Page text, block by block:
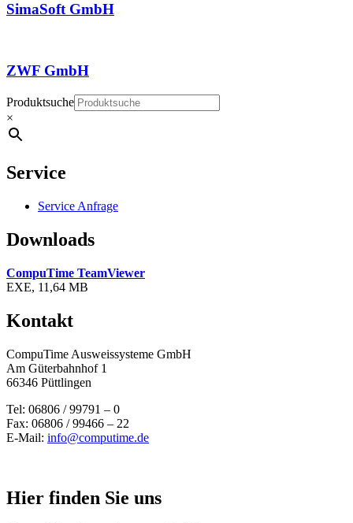
SimaSoft GmbH
ZWF GmbH
Produktsuche
×
Service
Service Anfrage
Downloads
CompuTime TeamViewer
EXE, 11,64 MB
Kontakt
CompuTime Ausweissysteme GmbH
Am Güterbahnhof 1
66346 Püttlingen
Tel: 06806 / 99791 – 0
Fax: 06806 / 99466 – 22
E-Mail: info@computime.de
Hier finden Sie uns